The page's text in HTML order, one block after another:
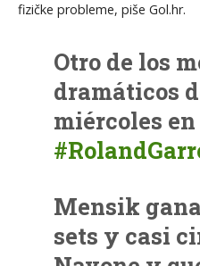
fizičke probleme, piše Gol.hr.
Otro de los
dramáticos
miércoles en
Mensik
sets y casi